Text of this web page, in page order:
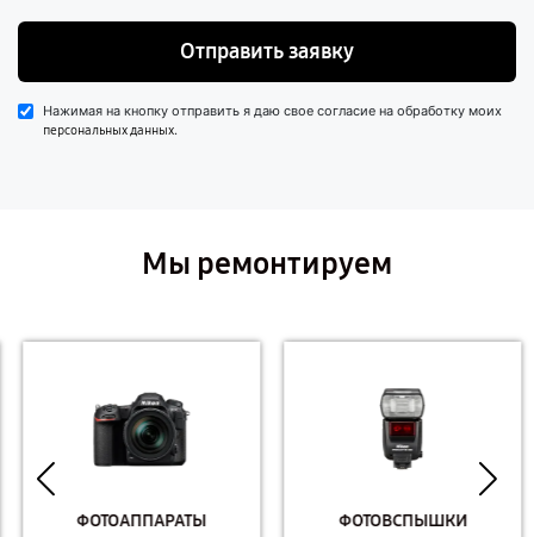
Отправить заявку
Нажимая на кнопку отправить я даю свое согласие на обработку моих
персональных данных.
Мы ремонтируем
ФОТОАППАРАТЫ ФОТОВСПЫШКИ